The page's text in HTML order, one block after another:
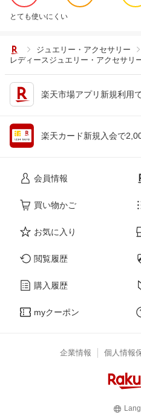
とても使いにくい
ジュエリー・アクセサリー
レディースジュエリー・アクセサリ
楽天市場アプリ新規利用
楽天カード新規入会で
会員情報
買い物かご
お気に入り
閲覧履歴
購入履歴
myクーポン
企業情報 個人情報